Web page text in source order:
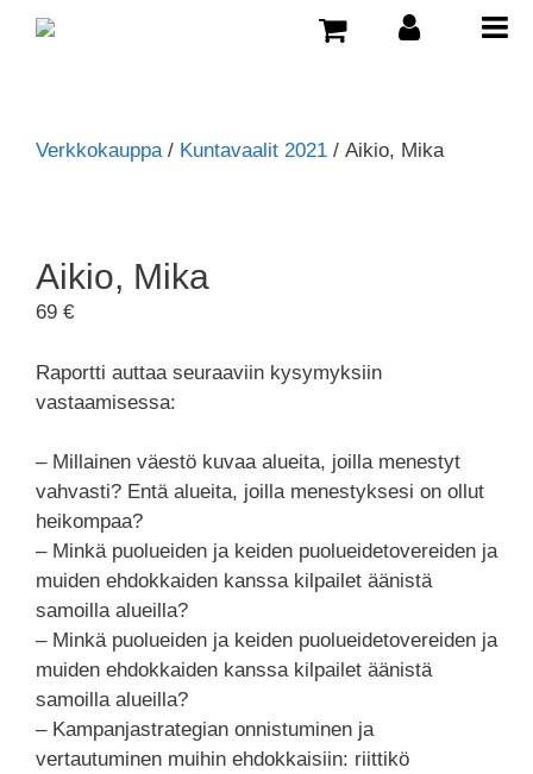
Verkkokauppa/ Kuntavaalit 2021 / Aikio, Mika
Aikio, Mika
69 €
Raportti auttaa seuraaviin kysymyksiin
vastaamisessa:
– Millainen väestö kuvaa alueita, joilla menestyt
vahvasti? Entä alueita, joilla menestyksesi on ollut
heikompaa?
– Minkä puolueiden ja keiden puolueidetovereiden ja
muiden ehdokkaiden kanssa kilpailet äänistä
samoilla alueilla?
– Minkä puolueiden ja keiden puolueidetovereiden ja
muiden ehdokkaiden kanssa kilpailet äänistä
samoilla alueilla?
– Kampanjastrategian onnistuminen ja
vertautuminen muihin ehdokkaisiin: riittikö